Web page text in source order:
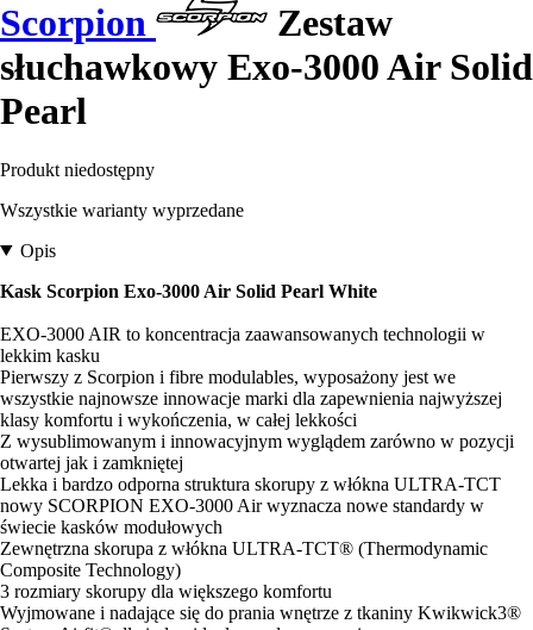
Scorpion
Zestaw
słuchawkowy Exo-3000 Air Solid
Pearl
Produkt niedostępny
Wszystkie warianty wyprzedane
Opis
Kask Scorpion Exo-3000 Air Solid Pearl White
EXO-3000 AIR to koncentracja zaawansowanych technologii w
lekkim kasku
Pierwszy z Scorpion i fibre modulables, wyposażony jest we
wszystkie najnowsze innowacje marki dla zapewnienia najwyższej
klasy komfortu i wykończenia, w całej lekkości
Z wysublimowanym i innowacyjnym wyglądem zarówno w pozycji
otwartej jak i zamkniętej
Lekka i bardzo odporna struktura skorupy z włókna ULTRA-TCT
nowy SCORPION EXO-3000 Air wyznacza nowe standardy w
świecie kasków modułowych
Zewnętrzna skorupa z włókna ULTRA-TCT® (Thermodynamic
Composite Technology)
3 rozmiary skorupy dla większego komfortu
Wyjmowane i nadające się do prania wnętrze z tkaniny Kwikwick3®